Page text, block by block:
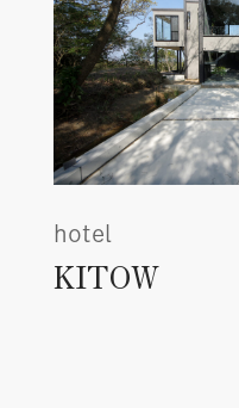
hotel
KITOW